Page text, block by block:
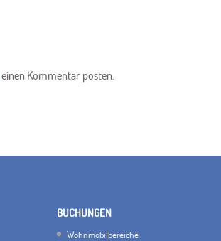
einen Kommentar posten.
BUCHUNGEN
Wohnmobilbereiche